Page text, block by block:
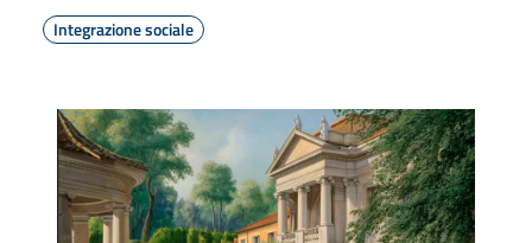
Integrazione sociale